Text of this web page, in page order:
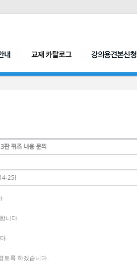
판 퀴즈 내용 문의
.
니다.
.
토록 하겠습니다.